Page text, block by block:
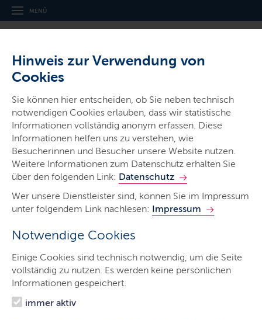
Hinweis zur Verwendung von
Cookies
Sie können hier entscheiden, ob Sie neben technisch
notwendigen Cookies erlauben, dass wir statistische
Informationen vollständig anonym erfassen. Diese
Informationen helfen uns zu verstehen, wie
Besucherinnen und Besucher unsere Website nutzen.
Weitere Informationen zum Datenschutz erhalten Sie
über den folgenden Link: Datenschutz
Wer unsere Dienstleister sind, können Sie im Impressum
unter folgendem Link nachlesen: Impressum
Notwendige Cookies
Einige Cookies sind technisch notwendig, um die Seite
vollständig zu nutzen. Es werden keine persönlichen
Informationen gespeichert.
immer aktiv
MENÜ
Schleswig-Holsteinisches
Landessozialgericht und
Sozialgerichte
Gerichte & Justizbehörden
Start
Landessozialgericht
Sozialgerichte
Presse